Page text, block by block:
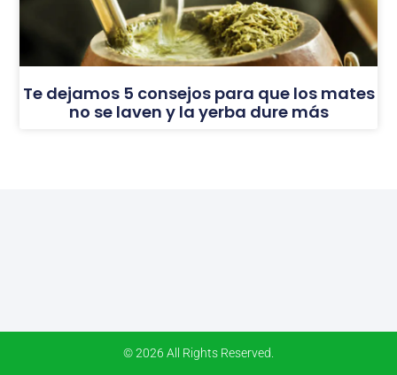
Te dejamos 5 consejos para que los mates
no se laven y la yerba dure más
© 2026 All Rights Reserved.